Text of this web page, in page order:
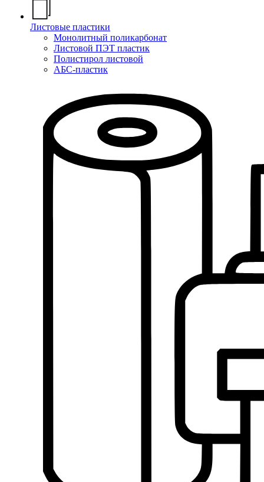
Листовые пластики
Монолитный поликарбонат
Листовой ПЭТ пластик
Полистирол листовой
АБС-пластик